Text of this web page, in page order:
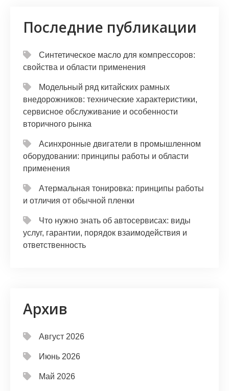
Последние публикации
Синтетическое масло для компрессоров:
свойства и области применения
Модельный ряд китайских рамных
внедорожников: технические характеристики,
сервисное обслуживание и особенности
вторичного рынка
Асинхронные двигатели в промышленном
оборудовании: принципы работы и области
применения
Атермальная тонировка: принципы работы
и отличия от обычной пленки
Что нужно знать об автосервисах: виды
услуг, гарантии, порядок взаимодействия и
ответственность
Архив
Август 2026
Июнь 2026
Май 2026